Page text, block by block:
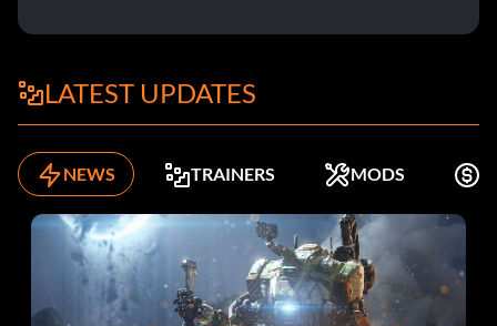
LATEST UPDATES
NEWS TRAINERS MODS